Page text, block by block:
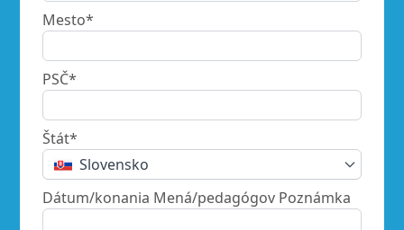
Mesto*
PSČ*
Štát*
Slovensko
Dátum/konania Mená/pedagógov Poznámka